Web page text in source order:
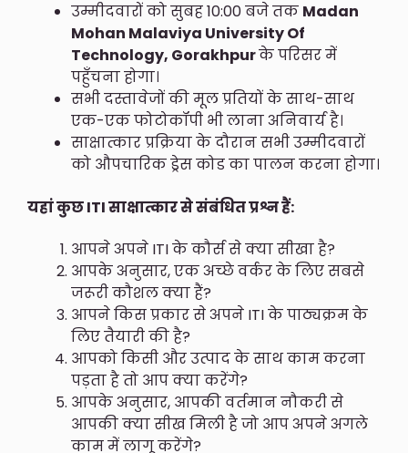
उम्मीदवारों को सुबह 10:00 बजे तक Madan
Mohan Malaviya University Of
Technology, Gorakhpurके परिसर में
पहुँचना होगा।
सभी दस्तावेजों की मूल प्रतियों के साथ-साथ
एक-एक फोटोकॉपी भी लाना अनिवार्य है।
साक्षात्कार प्रक्रिया के दौरान सभी उम्मीदवारों
को औपचारिक ड्रेस कोड का पालन करना होगा।
यहां कुछ ITI साक्षात्कार से संबंधित प्रश्न हैं:
आपने अपने ITI के कौर्स से क्या सीखा है?
आपके अनुसार, एक अच्छे वर्कर के लिए सबसे
जरूरी कौशल क्या हैं?
आपने किस प्रकार से अपने ITI के पाठ्यक्रम के
लिए तैयारी की है?
आपको किसी और उत्पाद के साथ काम करना
पड़ता है तो आप क्या करेंगे?
आपके अनुसार, आपकी वर्तमान नौकरी से
आपकी क्या सीख मिली है जो आप अपने अगले
काम में लागू करेंगे?